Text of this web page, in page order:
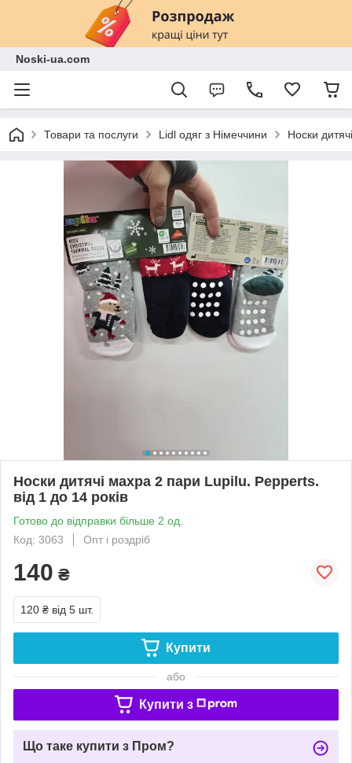
Noski-ua.com
Товари та послуги Lidl одяг з Німеччини Носки
Носки дитячі махра 2 пари Lupilu. Pepperts.
від 1 до 14 років
Готово до відправки більше 2 од.
Код: 3063
Опт і роздріб
140 ₴
120 ₴ від 5 шт.
Купити
або
Купити з
Що таке купити з Пром?